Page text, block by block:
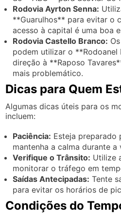
Rodovia Ayrton Senna:
**Guarulhos** para evitar o
acesso à capital é uma boa
Rodovia Castello Branco:
podem utilizar o **Rodoanel
direção à **Raposo
mais problemático.
Dicas para Quem
Algumas dicas úteis para os
incluem:
Paciência: Esteja preparado
mantenha a calma durante a
Verifique o Trânsito: Utilize
monitorar o tráfego em
Saídas Antecipadas: Tente
para evitar os horários de
Condições do